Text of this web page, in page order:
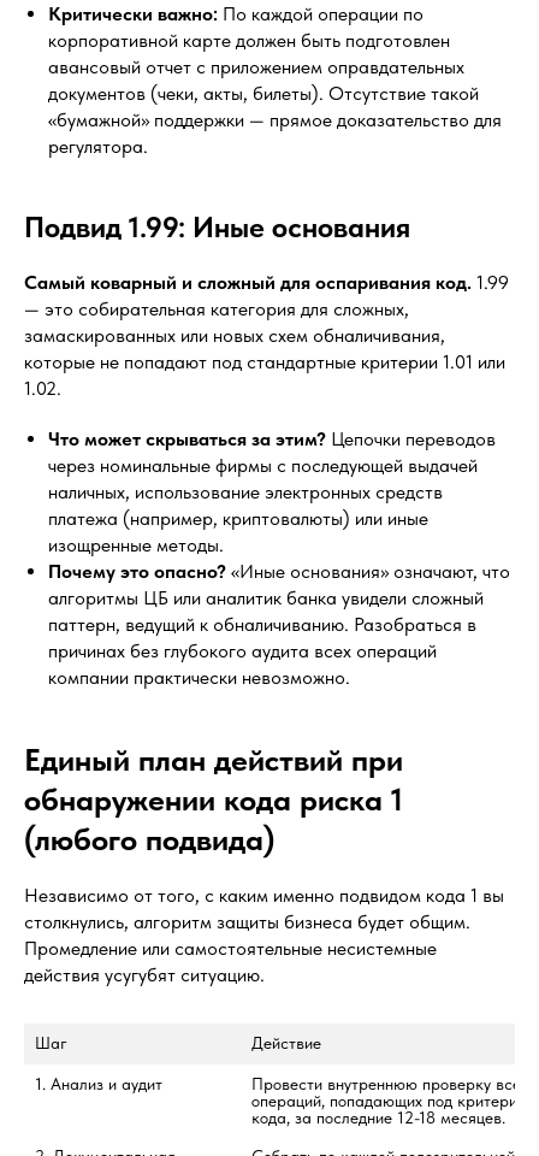
Критически важно: По каждой операции по
корпоративной карте должен быть подготовлен
авансовый отчет с приложением оправдательных
документов (чеки, акты, билеты). Отсутствие такой
«бумажной» поддержки — прямое доказательство для
регулятора.
Подвид 1.99: Иные основания
Самый коварный и сложный для оспаривания код. 1.99
— это собирательная категория для сложных,
замаскированных или новых схем обналичивания,
которые не попадают под стандартные критерии 1.01 или
1.02.
Что может скрываться за этим? Цепочки переводов
через номинальные фирмы с последующей выдачей
наличных, использование электронных средств
платежа (например, криптовалюты) или иные
изощренные методы.
Почему это опасно? «Иные основания» означают, что
алгоритмы ЦБ или аналитик банка увидели сложный
паттерн, ведущий к обналичиванию. Разобраться в
причинах без глубокого аудита всех операций
компании практически невозможно.
Единый план действий при
обнаружении кода риска 1
(любого подвида)
Независимо от того, с каким именно подвидом кода 1 вы
столкнулись, алгоритм защиты бизнеса будет общим.
Промедление или самостоятельные несистемные
действия усугубят ситуацию.
Шаг Действие
1. Анализ и аудит
Провести внутреннюю проверку всех
операций, попадающих под критерии
кода, за последние 12-18 месяцев.